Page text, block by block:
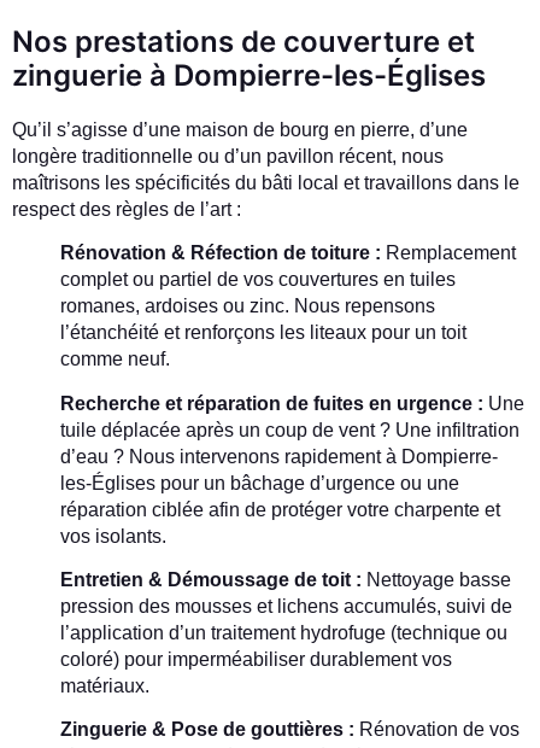
Nos prestations de couverture et
zinguerie à Dompierre-les-Églises
Qu’il s’agisse d’une maison de bourg en pierre, d’une
longère traditionnelle ou d’un pavillon récent, nous
maîtrisons les spécificités du bâti local et travaillons dans le
respect des règles de l’art :
Rénovation & Réfection de toiture : Remplacement
complet ou partiel de vos couvertures en tuiles
romanes, ardoises ou zinc. Nous repensons
l’étanchéité et renforçons les liteaux pour un toit
comme neuf.
Recherche et réparation de fuites en urgence : Une
tuile déplacée après un coup de vent ? Une infiltration
d’eau ? Nous intervenons rapidement à Dompierre-
les-Églises pour un bâchage d’urgence ou une
réparation ciblée afin de protéger votre charpente et
vos isolants.
Entretien & Démoussage de toit : Nettoyage basse
pression des mousses et lichens accumulés, suivi de
l’application d’un traitement hydrofuge (technique ou
coloré) pour imperméabiliser durablement vos
matériaux.
Zinguerie & Pose de gouttières : Rénovation de vos